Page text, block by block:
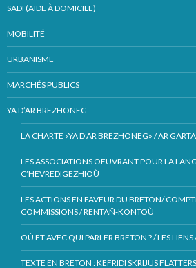
SADI (AIDE À DOMICILE)
MOBILITÉ
URBANISME
MARCHÉS PUBLICS
YA D’AR BREZHONEG
LA CHARTE «YA D’AR BREZHONEG» / AR
LES ASSOCIATIONS OEUVRANT POUR LA
C’HEVREDIGEZHIOÙ
LES ACTIONS EN FAVEUR DU BRETON/
COMMISSIONS / RENTAÑ-KONTOÙ
OÙ ET AVEC QUI PARLER BRETON ? / LES
TEXTE EN BRETON : KEFRIDI SKRIJUS